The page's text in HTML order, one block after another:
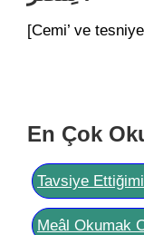
[Cemi’ ve
En Çok
Tavsiye
Meâl Okumak